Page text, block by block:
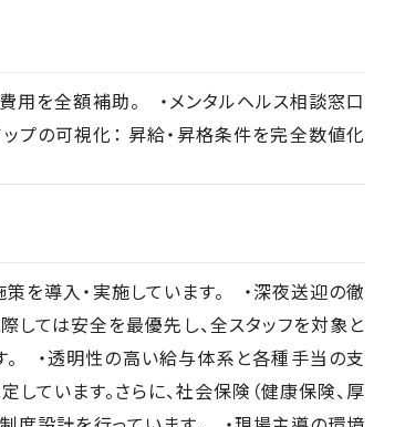
用を全額補助。 ・メンタルヘルス相談窓口
プの可視化： 昇給・昇格条件を完全数値化
を導入・実施しています。 ・深夜送迎の徹
しては安全を最優先し、全スタッフを対象と
・透明性の高い給与体系と各種手当の支
ています。さらに、社会保険（健康保険、厚